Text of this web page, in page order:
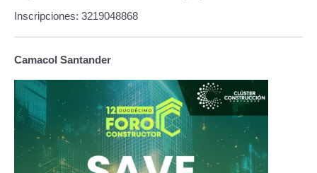
Inscripciones: 3219048868
Camacol Santander